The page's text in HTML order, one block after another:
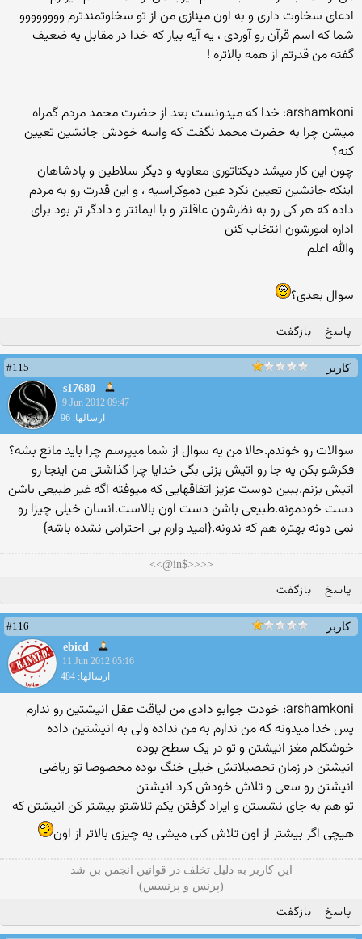
ادعای سخاوت داری و به اون مینازی من از تو سخاوتمندترم وووووووو
شما که اسم قرآن رو آوردی ، یه آیه بیار که خدا در مقابل یه ضعیف
گفته من قدرتم از همه بالاتره !
arshamkoni: خدا که میدونست بعد از حضرت محمد مردم گمراه
میشن چرا به حضرت محمد نگفت که واسه خودش جانشین تعیین
کنه؟
چون این کار میشد دیکتاتوری معاویه و دیگر سلاطین و پادشاهان
اینکه جانشین تعیین نکرد عین دموکراسیه ، و این قدرت رو به مردم
داده که هر کی رو به نظرشون عاقلتر و با ایمانتر و دادگر تر بود برای
اداره امورشون انتخاب کنن
والله اعلم
سوال بعدی؟
پاسخ بازگفت
کاربر
#115
s17680
9 Jun 2012 09:47
ارسالها: 96
سوالات رو خوندم.حالا من یه سوال از شما میپرسم چرا باید مانع بشه؟
فکرشو بکن یه جا رو اتیش بزنی بگی خدایا چرا گذاشتی من اینجا رو
اتیش بزنم.ببین دوست عزیز اتفاقهایی که میوفته اگه غیر طبیعی باشن
دست خودمونه.طبیعی باشن دست اون بالاست.انسان خیلی چیزا رو
نمی دونه بهتره هم که ندونه.{امید وارم بی احترامی نشده باشه}
<<<<$in@>>
پاسخ بازگفت
کاربر
#116
ebicd
11 Jun 2012 05:16
ارسالها: 484
arshamkoni: خودت جوابو دادی من لیاقت عقل انیشتین رو ندارم
پس خدا میدونه که من ندارم به من نداده ولی به انیشتین داده
خوشکلم مغز انیشتن و تو در یک سطح بوده
انیشتن در زمان تحصیلاتش خیلی خنگ بوده مخصوصا تو ریاضی
انیشتن رو سعی و تلاش خودش کرد انیشتن
تو هم به جای نشستن و ایراد گرفتن یکم تلاشتو بیشتر کن انیشتن که
هیچی اگر بیشتر از اون تلاش کنی میشی یه چیزی بالاتر از اون
این کاربر به دلیل تخلف در قوانین انجمن بن شد
(پرنس و پرنسس)
پاسخ بازگفت